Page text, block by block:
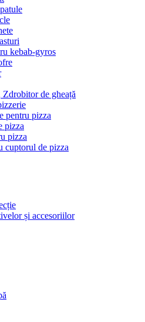
kebab-gyros
Zdrobitor de gheață
pentru pizza
pizza
pizza
cuptorul de pizza
și accesoriilor